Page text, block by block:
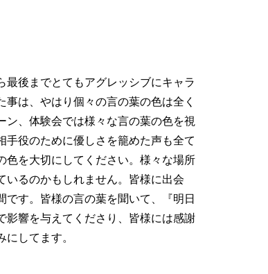
最後までとてもアグレッシブにキャラ
は、やはり個々の言の葉の色は全く
、体験会では様々な言の葉の色を視
手役のために優しさを籠めた声も全て
色を大切にしてください。様々な場所
いるのかもしれません。皆様に出会
す。皆様の言の葉を聞いて、『明日
影響を与えてくださり、皆様には感謝
してます。